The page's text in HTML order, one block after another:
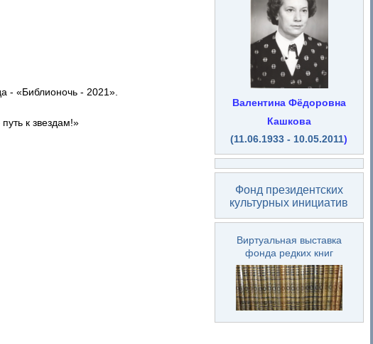
- «Библионочь - 2021».
к звездам!»
Валентина Фёдоровна
Кашкова
(11.06.1933 - 10.05.2011)
Фонд президентских
культурных инициатив
Виртуальная выставка
фонда редких книг